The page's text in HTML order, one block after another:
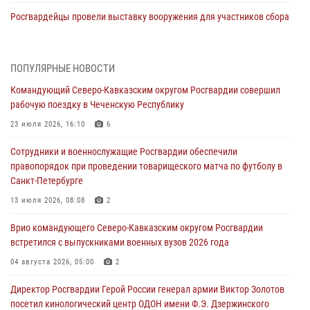
Росгвардейцы провели выставку вооружения для участников сбора
второй годовщине вторжения ВСУ на территорию области
06 августа 2026, 11:56
угрожавшего подростку травматическим пистолетом
06 августа 2026, 11:33 1
В Зауралье при содействии СОБР Росгвардии ликвидирована
06 августа 2026, 11:27
В Москве росгвардейцы задержали троих мужчин, устроивших
06 августа 2026, 11:20 1
ПОПУЛЯРНЫЕ НОВОСТИ
Командующий Северо-Кавказским округом Росгвардии совершил
рабочую поездку в Чеченскую Республику
23 июля 2026, 16:10 6
Сотрудники и военнослужащие Росгвардии обеспечили
правопорядок при проведении товарищеского матча по футболу в
Санкт-Петербурге
13 июля 2026, 08:08 2
Врио командующего Северо-Кавказским округом Росгвардии
встретился с выпускниками военных вузов 2026 года
04 августа 2026, 05:00 2
Директор Росгвардии Герой России генерал армии Виктор Золотов
посетил кинологический центр ОДОН имени Ф.Э. Дзержинского